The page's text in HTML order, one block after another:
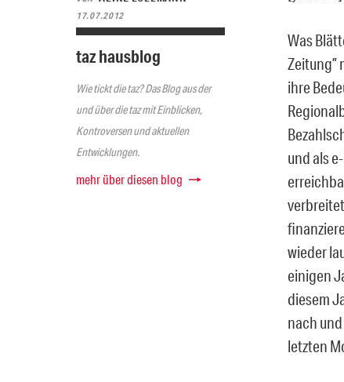
17.07.2012
taz hausblog
Wie tickt die taz? Das Blog aus der
und über die taz mit Einblicken,
Kontroversen und aktuellen
Entwicklungen.
mehr über diesen blog
Was
Zeitung”
ihre
und als
wieder
einigen
diesem
nach
letzten